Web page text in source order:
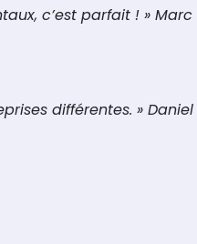
c’est parfait ! » Marc
différentes. » Daniel